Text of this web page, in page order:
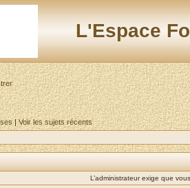
L'Espace
|Voir les sujets récents
L’administrateur exige que